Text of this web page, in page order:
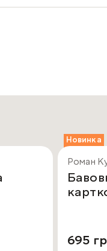
гри.
Новинка
Роман
695